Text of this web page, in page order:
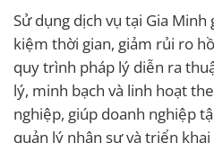
Sử dụng dịch vụ tại Gia
kiệm thời gian, giảm rủi ro
quy trình pháp lý diễn ra
lý, minh bạch và linh hoạt
nghiệp, giúp doanh nghiệp
quản lý nhân sự và triển